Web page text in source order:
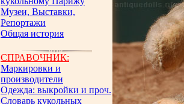
Музеи, Выставки,
Репортажи
Общая история
СПРАВОЧНИК:
Маркировки и
производители
Одежда: выкройки и проч.
Словарь кукольных